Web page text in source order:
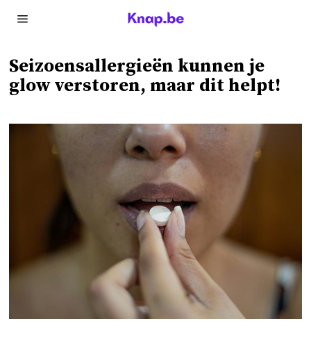
Seizoensallergieën kunnen je
glow verstoren, maar dit helpt!